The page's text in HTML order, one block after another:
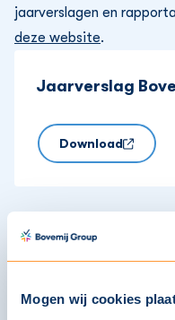
Mogen wij cookies
jaarverslagen en
deze website.
Jaarverslag
Download
Jaarverslag